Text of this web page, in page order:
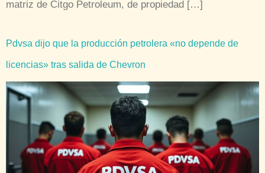
matriz de Citgo Petroleum, de propiedad […]
Pdvsa dijo que la producción petrolera «no depende de
licencias» tras salida de Chevron